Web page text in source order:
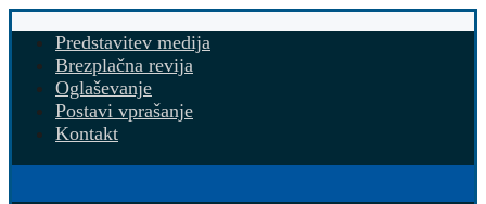
Predstavitev medija
Brezplačna revija
Oglaševanje
Postavi vprašanje
Kontakt